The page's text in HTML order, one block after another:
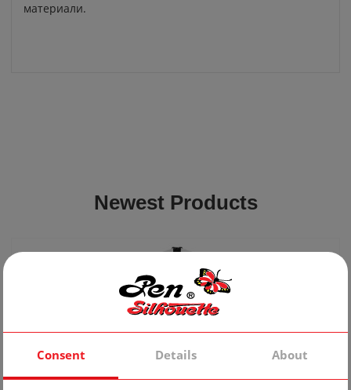
материали.
Newest Products
Consent Details About